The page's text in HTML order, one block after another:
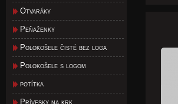
Otvaráky
Peňaženky
Polokošele čisté bez loga
Polokošele s logom
potítka
Prívesky na krk